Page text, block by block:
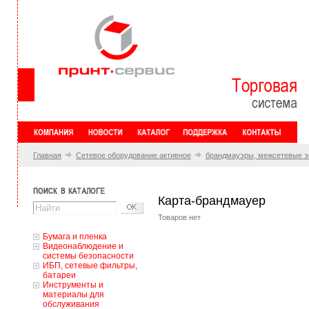
Главная Сетевое оборудование активное брандмауэры, межсетевые
Бумага и пленка
Видеонаблюдение и
системы безопасности
ИБП, сетевые фильтры,
батареи
Инструменты и
материалы для
обслуживания
Карта-брандмауер
Товаров нет